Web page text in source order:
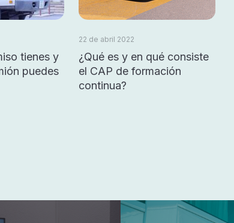
tienes y
puedes
22 de abril 2022
¿Qué es y en qué consiste
el CAP de formación
continua?